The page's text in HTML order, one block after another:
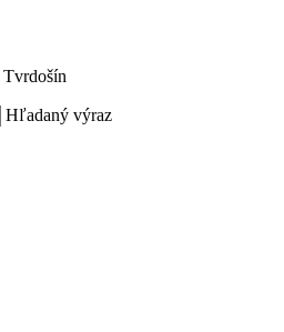
Tvrdošín
Hľadaný výraz